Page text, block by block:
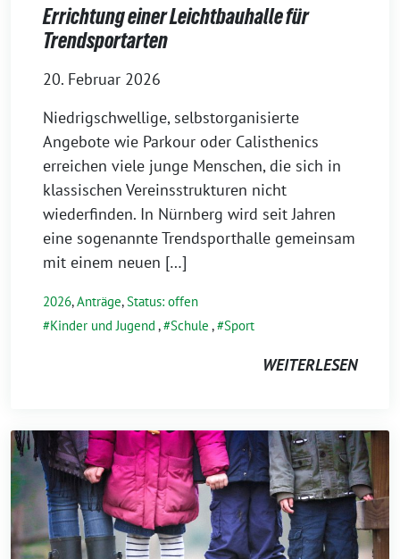
Errichtung einer Leichtbauhalle für
Trendsportarten
20. Februar 2026
Niedrigschwellige, selbstorganisierte
Angebote wie Parkour oder Calisthenics
erreichen viele junge Menschen, die sich in
klassischen Vereinsstrukturen nicht
wiederfinden. In Nürnberg wird seit Jahren
eine sogenannte Trendsporthalle gemeinsam
mit einem neuen […]
2026,Anträge,Status: offen
Kinder und Jugend , Schule , Sport
WEITERLESEN